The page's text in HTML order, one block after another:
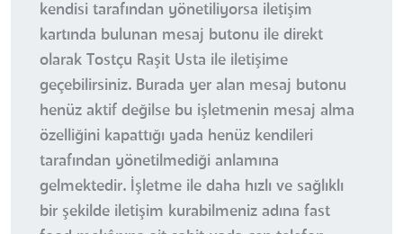
kendisi tarafından yönetiliyorsa iletişim
kartında bulunan mesaj butonu ile direkt
olarak Tostçu Raşit Usta ile iletişime
geçebilirsiniz. Burada yer alan mesaj butonu
henüz aktif değilse bu işletmenin mesaj alma
özelliğini kapattığı yada henüz kendileri
tarafından yönetilmediği anlamına
gelmektedir. İşletme ile daha hızlı ve sağlıklı
bir şekilde iletişim kurabilmeniz adına fast